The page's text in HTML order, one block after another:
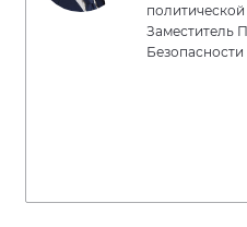
Заместитель